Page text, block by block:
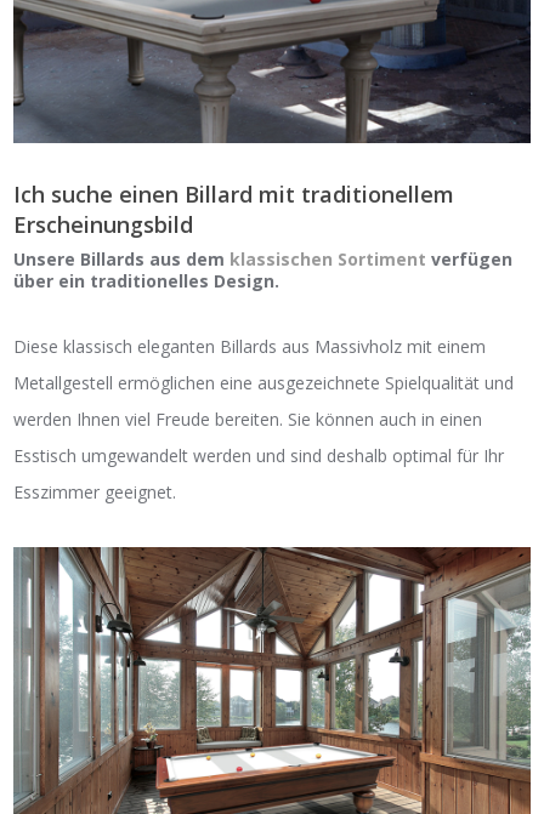
Ich suche einen Billard mit traditionellem
Erscheinungsbild
Unsere Billards aus dem klassischen Sortiment verfügen
über ein traditionelles Design.
Diese klassisch eleganten Billards aus Massivholz mit einem
Metallgestell ermöglichen eine ausgezeichnete Spielqualität und
werden Ihnen viel Freude bereiten. Sie können auch in einen
Esstisch umgewandelt werden und sind deshalb optimal für Ihr
Esszimmer geeignet.